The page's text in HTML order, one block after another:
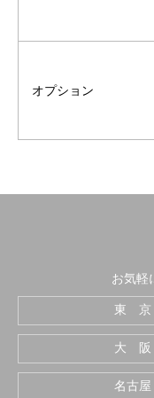
オプション
お気軽
東 京
大 阪
名古屋